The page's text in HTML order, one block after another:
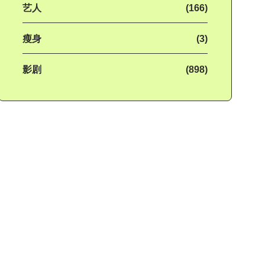
艺人 (166)
瘦身 (3)
影剧 (898)